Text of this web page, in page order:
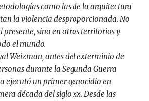
como las de la arquitectura
la violencia desproporcionada. No
presente, sino en otros territorios y
el mundo.
Weizman, antes del exterminio de
durante la Segunda Guerra
ejecutó un primer genocidio en
década del siglo xx. Desde las